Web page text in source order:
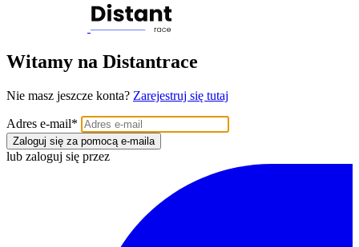
Witamy na Distantrace
Nie masz jeszcze konta? Zarejestruj się tutaj
Adres e-mail*
Zaloguj się za pomocą e-maila
lub zaloguj się przez